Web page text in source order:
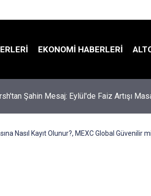
EKONOMI HABERLERI
Nasıl Kayıt Olunur?, MEXC Global Güvenilir